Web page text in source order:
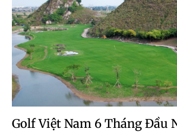
Golf Việt Nam 6 Tháng Đầu